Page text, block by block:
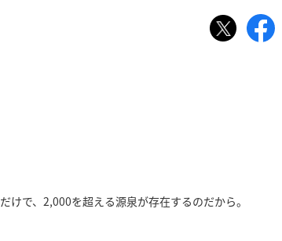
で、2,000を超える源泉が存在するのだから。